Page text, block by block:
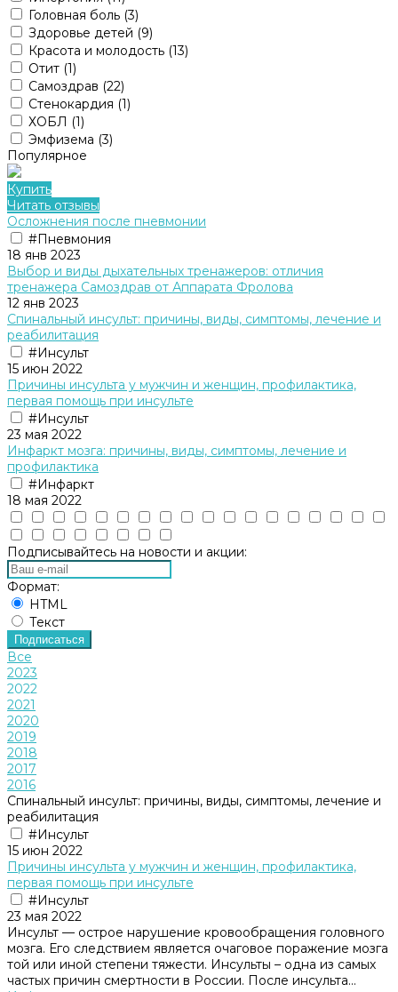
Головная боль (3)
Здоровье детей (9)
Красота и молодость (13)
Отит (1)
Самоздрав (22)
Стенокардия (1)
ХОБЛ (1)
Эмфизема (3)
Популярное
Купить
Читать отзывы
Осложнения после пневмонии
#Пневмония
18 янв 2023
Выбор и виды дыхательных тренажеров: отличия
тренажера Cамоздрав от Аппарата Фролова
12 янв 2023
Спинальный инсульт: причины, виды, симптомы, лечение и
реабилитация
#Инсульт
15 июн 2022
Причины инсульта у мужчин и женщин, профилактика,
первая помощь при инсульте
#Инсульт
23 мая 2022
Инфаркт мозга: причины, виды, симптомы, лечение и
профилактика
#Инфаркт
18 мая 2022
Подписывайтесь на новости и акции:
Формат:
HTML
Текст
Подписаться
Все
2023
2022
2021
2020
2019
2018
2017
2016
Спинальный инсульт: причины, виды, симптомы, лечение и
реабилитация
#Инсульт
15 июн 2022
Причины инсульта у мужчин и женщин, профилактика,
первая помощь при инсульте
#Инсульт
23 мая 2022
Инсульт — острое нарушение кровообращения головного
мозга. Его следствием является очаговое поражение мозга
той или иной степени тяжести. Инсульты – одна из самых
частых причин смертности в России. После инсульта...